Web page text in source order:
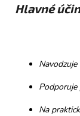
Hlavné
Navodzuje
Na